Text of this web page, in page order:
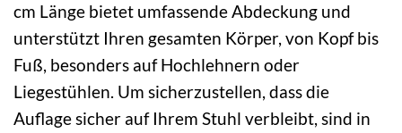
cm Länge bietet umfassende Abdeckung und
unterstützt Ihren gesamten Körper, von Kopf bis
Fuß, besonders auf Hochlehnern oder
Liegestühlen. Um sicherzustellen, dass die
Auflage sicher auf Ihrem Stuhl verbleibt, sind in